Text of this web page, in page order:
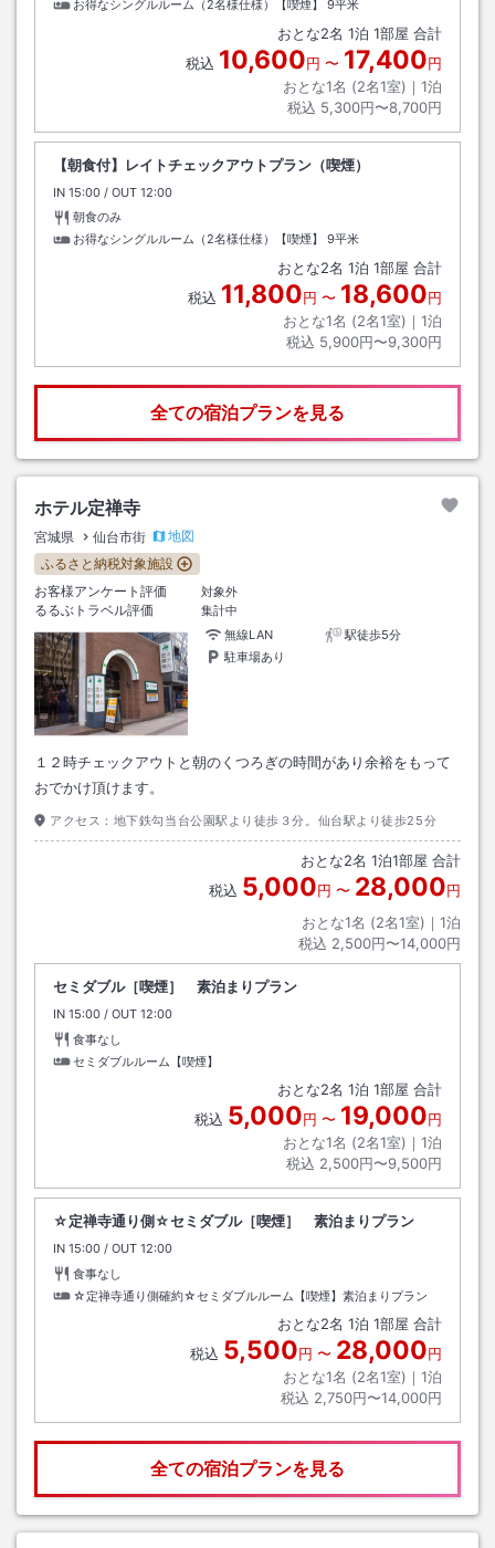
お得なシングルルーム（2名様仕様）【喫煙】
9平米
おとな2名 1泊 1部屋 合計
税込 10,600円 〜 17,400円
おとな1名 (2名1室)｜ 1泊
税込 5,300円〜8,700円
【朝食付】レイトチェックアウトプラン（喫煙）
IN チェックイン
15:00 / OUT チェックアウト
12:00
朝食のみ
お得なシングルルーム（2名様仕様）【喫煙】
9平米
おとな2名 1泊 1部屋 合計
税込 11,800円 〜 18,600円
おとな1名 (2名1室)｜ 1泊
税込 5,900円〜9,300円
全ての宿泊プランを見る
ホテル定禅寺
宮城県 仙台市街
地図
ふるさと納税対象施設
お客様アンケート評価
対象外
るるぶトラベル評価
集計中
無線LAN
駅徒歩5分
駐車場あり
１２時チェックアウトと朝のくつろぎの時間があり余裕をもって
おでかけ頂けます。
アクセス： 地下鉄勾当台公園駅より徒歩３分。仙台駅より徒歩25分
おとな2名 1泊1部屋 合計
税込 5,000円 〜 28,000円
おとな1名 (2名1室)｜ 1泊
税込 2,500円〜14,000円
セミダブル［喫煙］ 素泊まりプラン
IN チェックイン
15:00 / OUT チェックアウト
12:00
食事なし
セミダブルルーム【喫煙】
おとな2名 1泊 1部屋 合計
税込 5,000円 〜 19,000円
おとな1名 (2名1室)｜ 1泊
税込 2,500円〜9,500円
☆定禅寺通り側☆セミダブル［喫煙］ 素泊まりプラン
IN チェックイン
15:00 / OUT チェックアウト
12:00
食事なし
☆定禅寺通り側確約☆セミダブルルーム【喫煙】素泊まりプラン
おとな2名 1泊 1部屋 合計
税込 5,500円 〜 28,000円
おとな1名 (2名1室)｜ 1泊
税込 2,750円〜14,000円
全ての宿泊プランを見る